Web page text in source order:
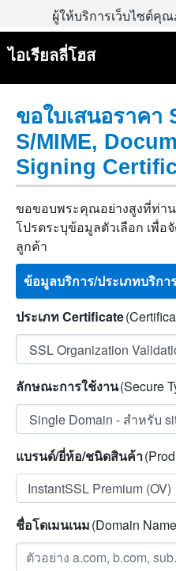
ผู้ให้บริการเว็บไซต์คุ
ไอเรียลลี่โฮส
ขอใบเสนอราคา
S/MIME,
Signing
ขอขอบพระคุณอย่างสูงที่ท่าน
โปรดระบุข้อมูลตัวเลือก เพื่
ลูกค้า
ข้อมูลบริการ/ประเภทบริกา
ประเภท Certificate
ลักษณะการใช้งาน(Secure
แบรนด์/ยี่ห้อ/ชนิดสินค้า
InstantSSL Premium (OV)
ชื่อโดเมนเนม(Domain